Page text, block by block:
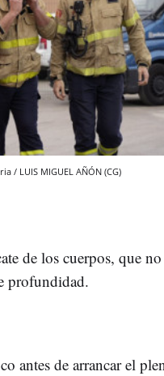
/ LUIS MIGUEL AÑÓN (CG)
de los cuerpos, que
profundidad.
antes de arrancar el